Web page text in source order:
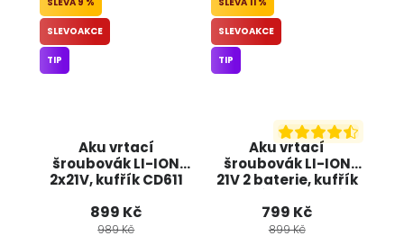
Aku vrtací
šroubovák LI-ION
2x21V, kufřík CD611
SLEVOAKCE
TIP
899 Kč
989 Kč
Aku vrtací
šroubovák LI-ION
21V 2 baterie, kufřík
OD9010 ONDRAGON
SLEVOAKCE
TIP
799 Kč
899 Kč